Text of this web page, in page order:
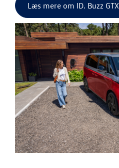
Læs mere om ID. Buzz GTX